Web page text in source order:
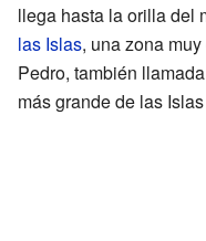
llega hasta la orilla del
las Islas, una zona
Pedro, también
más grande de las